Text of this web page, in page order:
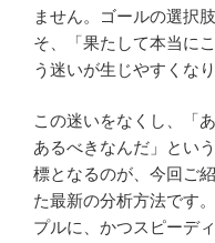
ません。ゴールの選択
そ、「果たして本当に
う迷いが生じやすくなり
この迷いをなくし、「
あるべきなんだ」とい
標となるのが、今回ご
た最新の分析方法です
プルに、かつスピーデ